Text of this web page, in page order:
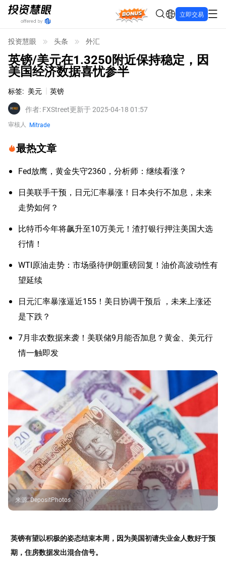
Bonus 立即交易
投资慧眼 头条 外汇
英镑/美元在1.3250附近保持稳定，因
美国经济数据喜忧参半
标签: 美元
英镑
作者: FXStreet更新于 2025-04-18 01:57
审核人 Mitrade
最热文章
Fed放鹰，黄金失守2360，分析师：继续看涨？
日美联手干预，日元汇率暴涨！日本央行不加息，未来
走势如何？
比特币今年将飙升至10万美元！渣打银行押注美国大选
行情！
WTI原油走势：市场亟待伊朗重磅回复！油价高波动性有
望延续
日元汇率暴涨逼近155！美日协调干预后 ，未来上涨还
是下跌？
7月非农数据来袭！美联储9月能否加息？黄金、美元行
情一触即发
来源:DepositPhotos
英镑有望以积极的姿态结束本周，因为美国初请失业金人数好于预
期，住房数据发出混合信号。